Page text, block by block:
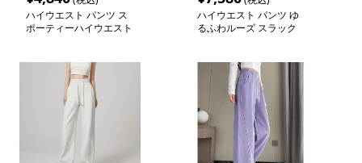
ハイウエスト パンツ ス
ポーティーハイウエスト
ハイウエスト パンツ ゆ
るふわルーズ スラック